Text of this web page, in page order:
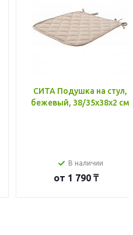
СИТА Подушка на стул,
бежевый, 38/35x38x2 см
В наличии
от 1 790 ₸